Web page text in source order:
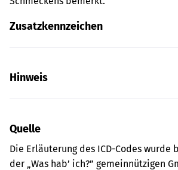
Zusatzkennzeichen
Hinweis
Quelle
Die Erläuterung des ICD-Codes
der „Was hab’ ich?” gemeinnützigen